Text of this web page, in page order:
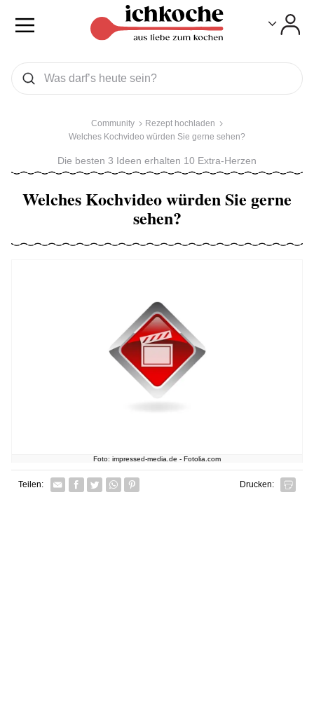
Was wollen Sie suchen
Suchen
Community
Rezept hochladen
Welches Kochvideo würden Sie gerne sehen?
Die besten 3 Ideen erhalten 10 Extra-Herzen
Welches Kochvideo würden Sie gerne
sehen?
Foto: impressed-media.de - Fotolia.com
Teilen: Facebook
TwitterWhatsapp senden
Pin it Drucken: